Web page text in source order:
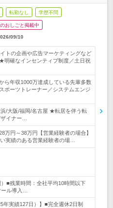
転勤なし 学歴不問
おしごと掲載中
09/10
トの企画や広告マーケティングなど
明確なインセンティブ制度／土日祝
ら年収1000万達成している先輩多数
ポーツトレーナー／システムエンジ
/大阪/福岡/名古屋 ★転居を伴う転
イナー…
万円～38万円【営業経験者の場合】
実績のある営業経験者の場…
■残業時間：全社平均10時間以下
ル導入…
年実績127日）】■完全週休2日制